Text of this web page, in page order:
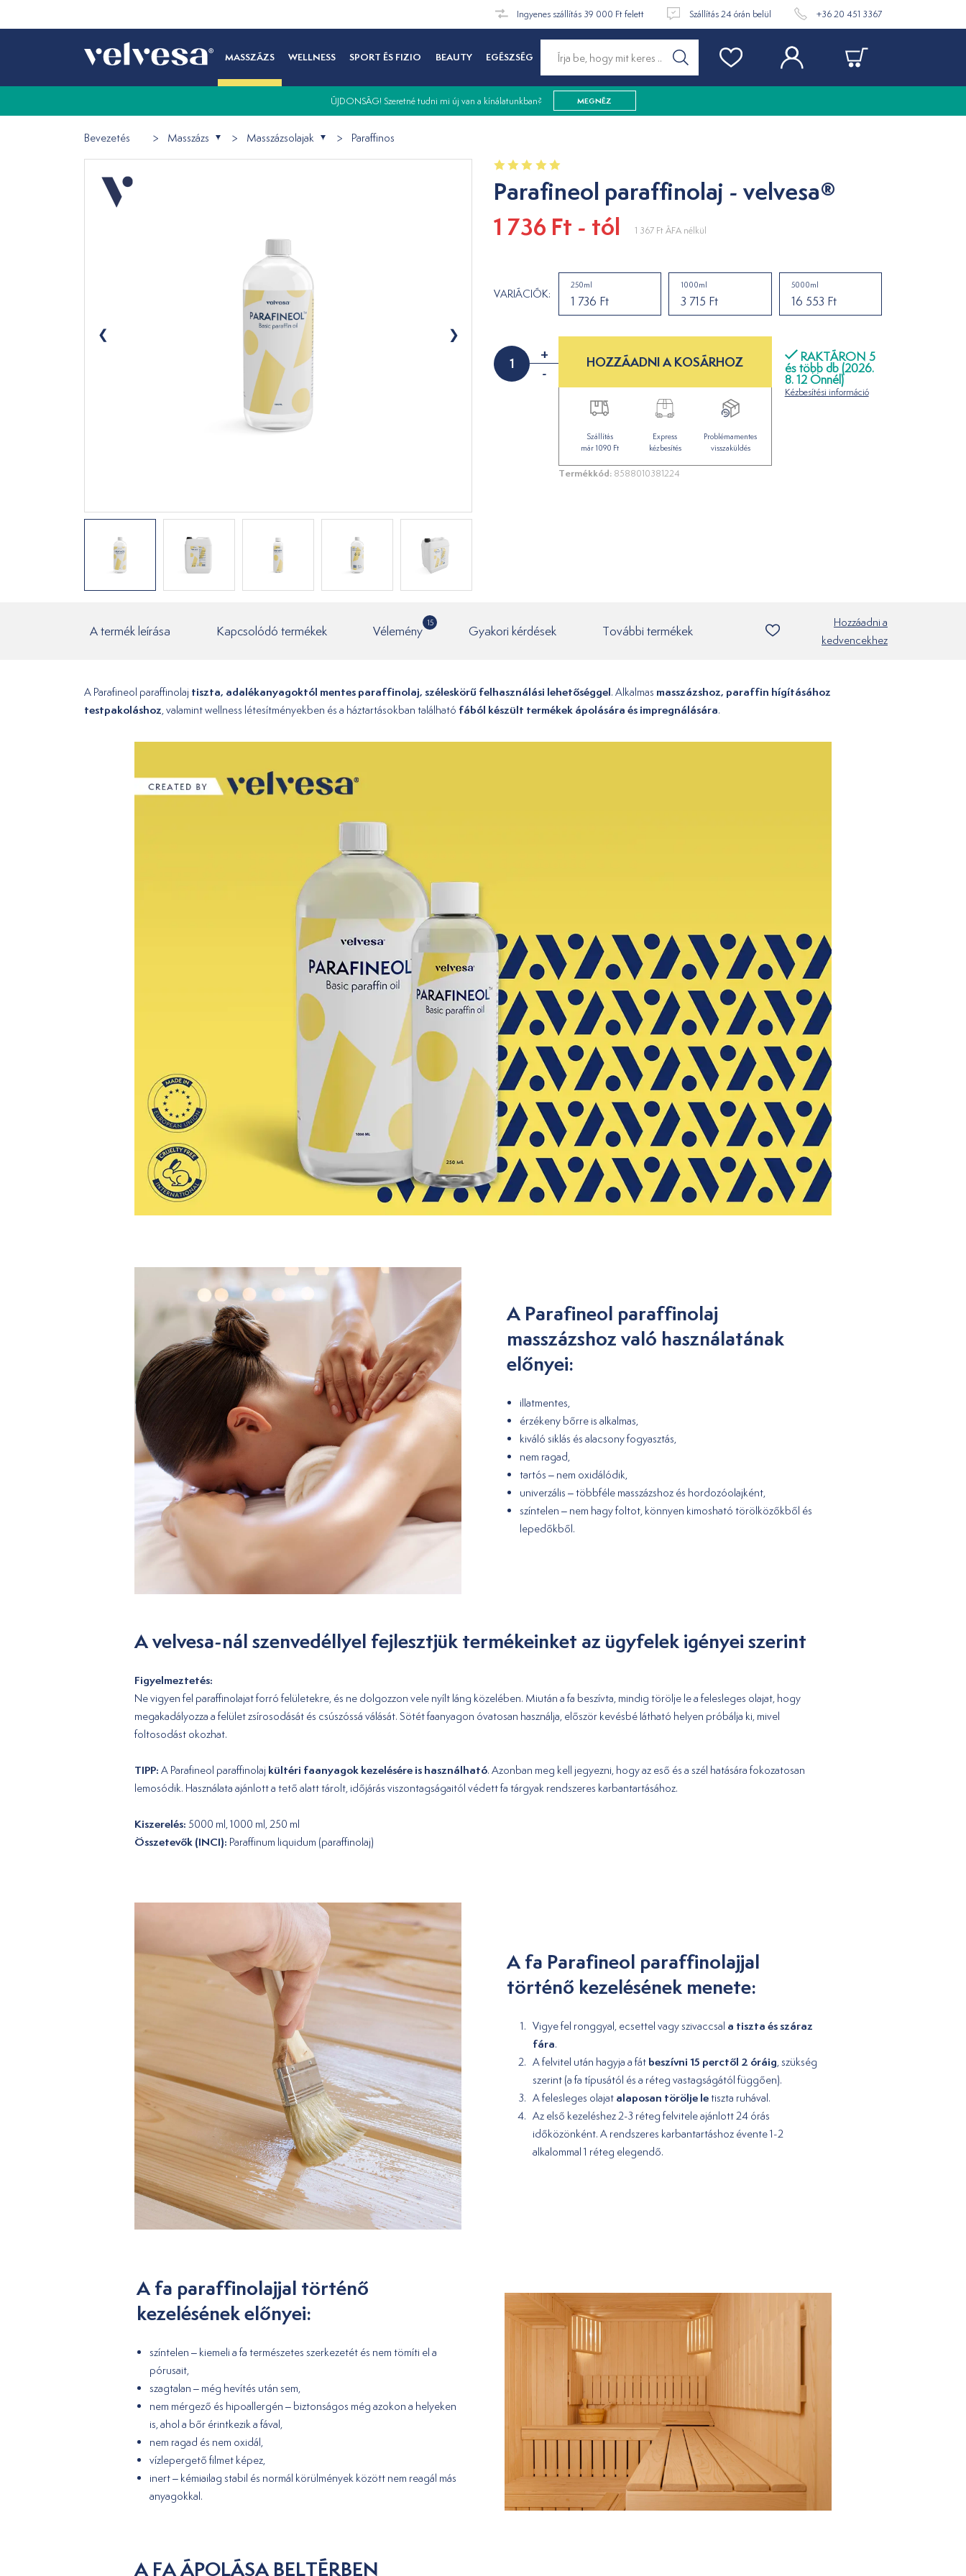
Ingyenes szállítás 39 000 Ft felett Szállítás 24 órán belül +36 20 451 3367
MASSZÁZS WELLNESS SPORT ÉS FIZIO BEAUTY EGÉSZSÉG
ÚJDONSÁG! Szeretné tudni mi új van a kínálatunkban? MEGNÉZ
Bevezetés Masszázs Masszázsolajak Paraffinos
Parafineol paraffinolaj - velvesa®
1 736 Ft - tól
1 367 FtÁFA nélkül
VARIÁCIÓK:
250ml
1 736 Ft
1000ml
3 715 Ft
5000ml
16 553 Ft
+
-
RAKTÁRON 5
és több db (2026.
8. 12 Önnél)
Kézbesítési információ
HOZZÁADNI A KOSÁRHOZ
Szállítás
már 1090 Ft
Express
kézbesítés
Problémamentes
visszaküldés
Termékkód: 8588010381224
A termék leírása Kapcsolódó termékek Vélemény
15
Gyakori kérdések További termékek
Hozzáadni a
kedvencekhez
A Parafineol paraffinolaj tiszta, adalékanyagoktól mentes paraffinolaj, széleskörű felhasználási lehetőséggel. Alkalmas masszázshoz, paraffin hígításához
testpakoláshoz, valamint wellness létesítményekben és a háztartásokban található fából készült termékek ápolására és impregnálására.
A Parafineol paraffinolaj
masszázshoz való használatának
előnyei:
illatmentes,
érzékeny bőrre is alkalmas,
kiváló siklás és alacsony fogyasztás,
nem ragad,
tartós – nem oxidálódik,
univerzális – többféle masszázshoz és hordozóolajként,
színtelen – nem hagy foltot, könnyen kimosható törölközőkből és
lepedőkből.
A velvesa-nál szenvedéllyel fejlesztjük termékeinket az ügyfelek igényei szerint
Figyelmeztetés:
Ne vigyen fel paraffinolajat forró felületekre, és ne dolgozzon vele nyílt láng közelében. Miután a fa beszívta, mindig törölje le a felesleges olajat, hogy
megakadályozza a felület zsírosodását és csúszóssá válását. Sötét faanyagon óvatosan használja, először kevésbé látható helyen próbálja ki, mivel
foltosodást okozhat.
TIPP: A Parafineol paraffinolaj kültéri faanyagok kezelésére is használható. Azonban meg kell jegyezni, hogy az eső és a szél hatására fokozatosan
lemosódik. Használata ajánlott a tető alatt tárolt, időjárás viszontagságaitól védett fa tárgyak rendszeres karbantartásához.
Kiszerelés: 5000 ml, 1000 ml, 250 ml
Összetevők (INCI): Paraffinum liquidum (paraffinolaj)
A fa Parafineol paraffinolajjal
történő kezelésének menete:
Vigye fel ronggyal, ecsettel vagy szivaccsal a tiszta és száraz
fára.
A felvitel után hagyja a fát beszívni 15 perctől 2 óráig , szükség
szerint (a fa típusától és a réteg vastagságától függően).
A felesleges olajat alaposan törölje letiszta ruhával.
Az első kezeléshez 2-3 réteg felvitele ajánlott 24 órás
időközönként. A rendszeres karbantartáshoz évente 1-2
alkalommal 1 réteg elegendő.
A fa paraffinolajjal történő
kezelésének előnyei:
színtelen – kiemeli a fa természetes szerkezetét és nem tömíti el a
pórusait,
szagtalan – még hevítés után sem,
nem mérgező és hipoallergén – biztonságos még azokon a helyeken
is, ahol a bőr érintkezik a fával,
nem ragad és nem oxidál,
vízlepergető filmet képez,
inert – kémiailag stabil és normál körülmények között nem reagál más
anyagokkal.
A FA ÁPOLÁSA BELTÉRBEN